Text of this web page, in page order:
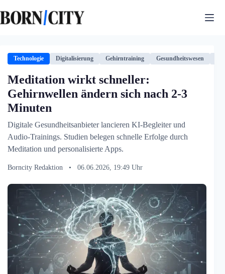
Inhalt
springen
Technologie Digitalisierung Gehirntraining Gesundheitswesen
Meditation wirkt schneller:
Gehirnwellen ändern sich nach 2-3
Minuten
Digitale Gesundheitsanbieter lancieren KI-Begleiter und
Audio-Trainings. Studien belegen schnelle Erfolge durch
Meditation und personalisierte Apps.
Borncity Redaktion • 06.06.2026, 19:49 Uhr